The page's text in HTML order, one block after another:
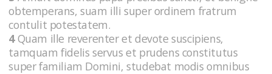
obtemperans, suam illi super ordinem fratrum
contulit potestatem.
4Quam ille reverenter et devote suscipiens,
tamquam fidelis servus et prudens constitutus
super familiam Domini, studebat modis omnibus